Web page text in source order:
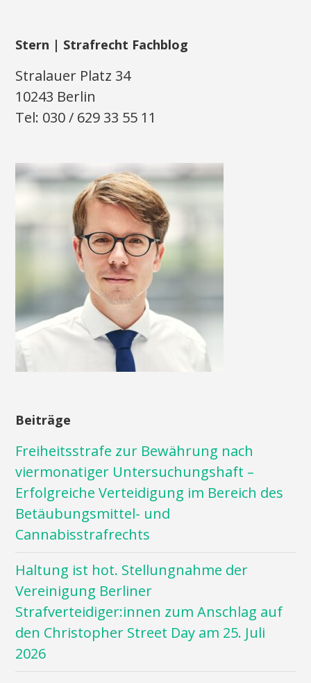
Stern | Strafrecht Fachblog
Stralauer Platz 34
10243 Berlin
Tel: 030 / 629 33 55 11
Beiträge
Freiheitsstrafe zur Bewährung nach
viermonatiger Untersuchungshaft –
Erfolgreiche Verteidigung im Bereich des
Betäubungsmittel- und
Cannabisstrafrechts
Haltung ist hot. Stellungnahme der
Vereinigung Berliner
Strafverteidiger:innen zum Anschlag auf
den Christopher Street Day am 25. Juli
2026